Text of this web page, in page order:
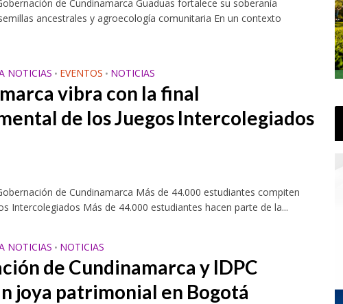
de Cundinamarca Guaduas fortalece su soberanía
ancestrales y agroecología comunitaria En un contexto
NOTICIAS • EVENTOS • NOTICIAS
vibra con la final
de los Juegos Intercolegiados
de Cundinamarca Más de 44.000 estudiantes compiten
Intercolegiados Más de 44.000 estudiantes hacen parte de la...
NOTICIAS • NOTICIAS
de Cundinamarca y IDPC
joya patrimonial en Bogotá